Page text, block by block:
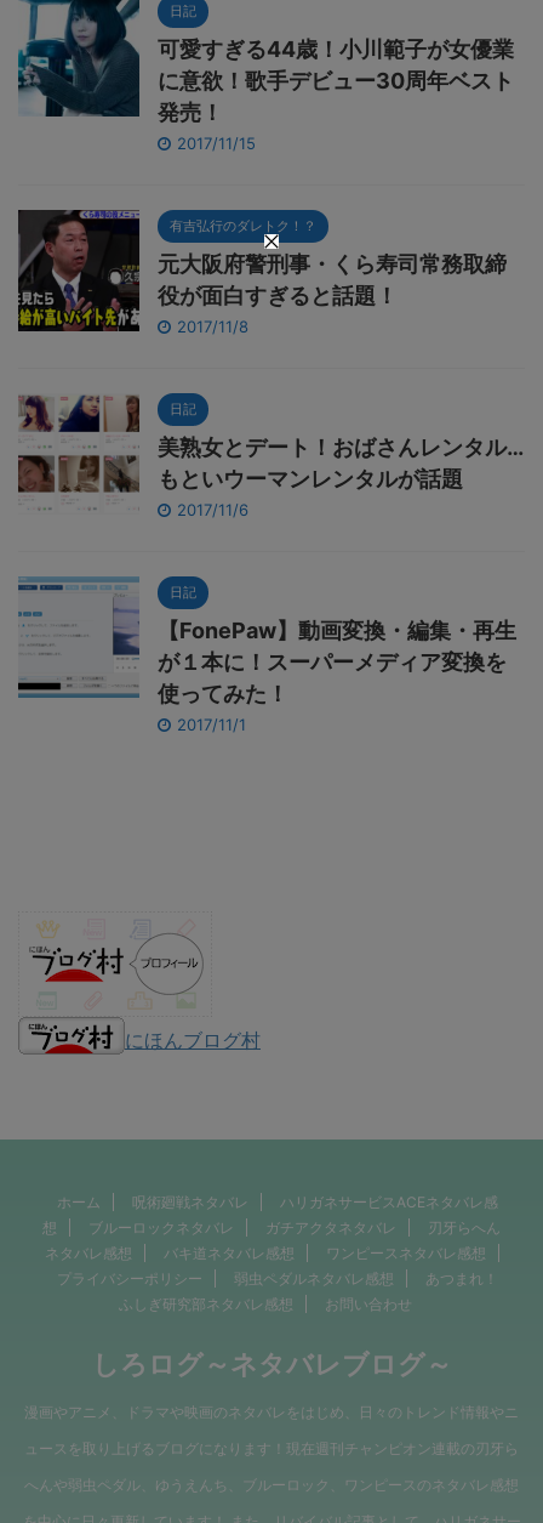
日記
可愛すぎる44歳！小川範子が女優業
に意欲！歌手デビュー30周年ベスト
発売！
2017/11/15
有吉弘行のダレトク！？
元大阪府警刑事・くら寿司常務取締
役が面白すぎると話題！
2017/11/8
日記
美熟女とデート！おばさんレンタル…
もといウーマンレンタルが話題
2017/11/6
日記
【FonePaw】動画変換・編集・再生
が１本に！スーパーメディア変換を
使ってみた！
2017/11/1
にほんブログ村
ホーム 呪術廻戦ネタバレ
ハリガネサービスACEネタバレ感
想
ブルーロックネタバレ ガチアクタネタバレ
刃牙らへん
ネタバレ感想
バキ道ネタバレ感想
ワンピースネタバレ感想
プライバシーポリシー
弱虫ペダルネタバレ感想
あつまれ！
ふしぎ研究部ネタバレ感想
お問い合わせ
しろログ～ネタバレブログ～
漫画やアニメ、ドラマや映画のネタバレをはじめ、日々のトレンド情報やニ
ュースを取り上げるブログになります！現在週刊チャンピオン連載の刃牙ら
へんや弱虫ペダル、ゆうえんち、ブルーロック、ワンピースのネタバレ感想